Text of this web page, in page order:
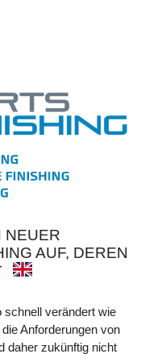
NEUER
AUF, DEREN
schnell verändert wie
Anforderungen von
daher zukünftig nicht